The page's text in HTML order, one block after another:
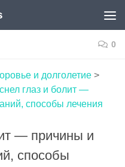
0
и долголетие >
глаз и болит —
способы лечения
— причины и
способы